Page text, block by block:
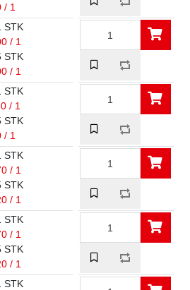
/ 1
STK
/ 1
STK
/ 1
STK
/ 1
STK
/ 1
STK
/ 1
STK
/ 1
STK
/ 1
STK
/ 1
STK